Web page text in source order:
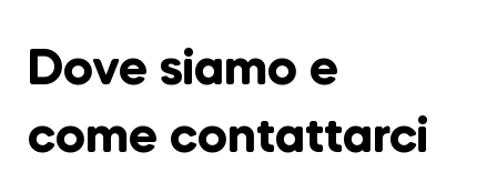
Dove siamo e
come contattarci